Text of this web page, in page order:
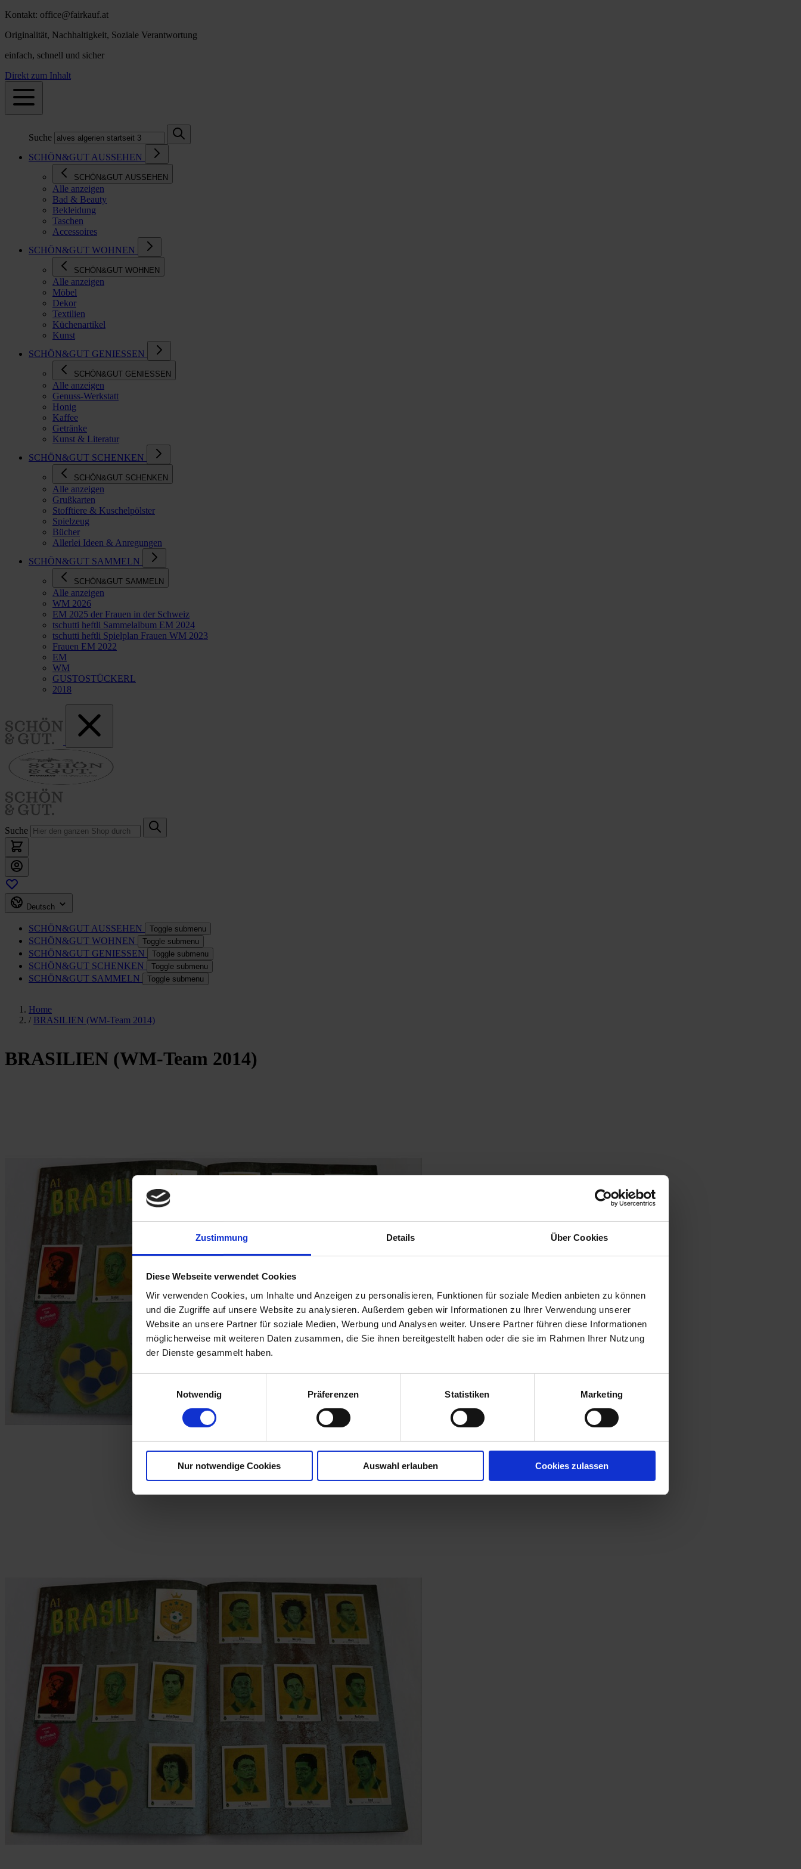
Zustimmung Details Über Cookies
Diese Webseite verwendet Cookies
Wir verwenden Cookies, um Inhalte und Anzeigen zu personalisieren, Funktionen für soziale Medien anbieten zu können
und die Zugriffe auf unsere Website zu analysieren. Außerdem geben wir Informationen zu Ihrer Verwendung unserer
Website an unsere Partner für soziale Medien, Werbung und Analysen weiter. Unsere Partner führen diese Informationen
möglicherweise mit weiteren Daten zusammen, die Sie ihnen bereitgestellt haben oder die sie im Rahmen Ihrer Nutzung
der Dienste gesammelt haben.
Notwendig
Präferenzen Statistiken Marketing
Nur notwendige Cookies Auswahl erlauben Cookies zulassen
Kontakt: office@fairkauf.at
Originalität, Nachhaltigkeit, Soziale Verantwortung
einfach, schnell und sicher
Direkt zum Inhalt
Suche
SCHÖN&GUT AUSSEHEN
SCHÖN&GUT AUSSEHEN
Alle anzeigen
Bad & Beauty
Bekleidung
Taschen
Accessoires
SCHÖN&GUT WOHNEN
SCHÖN&GUT WOHNEN
Alle anzeigen
Möbel
Dekor
Textilien
Küchenartikel
Kunst
SCHÖN&GUT GENIESSEN
SCHÖN&GUT GENIESSEN
Alle anzeigen
Genuss-Werkstatt
Honig
Kaffee
Getränke
Kunst & Literatur
SCHÖN&GUT SCHENKEN
SCHÖN&GUT SCHENKEN
Alle anzeigen
Grußkarten
Stofftiere & Kuschelpölster
Spielzeug
Bücher
Allerlei Ideen & Anregungen
SCHÖN&GUT SAMMELN
SCHÖN&GUT SAMMELN
Alle anzeigen
WM 2026
EM 2025 der Frauen in der Schweiz
tschutti heftli Sammelalbum EM 2024
tschutti heftli Spielplan Frauen WM 2023
Frauen EM 2022
EM
WM
GUSTOSTÜCKERL
2018
Suche
Deutsch
SCHÖN&GUT AUSSEHEN Toggle submenu
SCHÖN&GUT WOHNEN Toggle submenu
SCHÖN&GUT GENIESSEN Toggle submenu
SCHÖN&GUT SCHENKEN Toggle submenu
SCHÖN&GUT SAMMELN Toggle submenu
Home
/ BRASILIEN (WM-Team 2014)
BRASILIEN (WM-Team 2014)